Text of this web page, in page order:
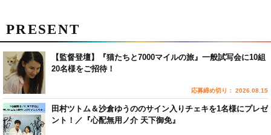
PRESENT
【監督登壇】『猫たちと7000マイルの旅』一般試写会に10組
20名様をご招待！
応募締め切り： 2026.08.15
田村ツトム＆沙倉ゆうののサイン入りチェキを1名様にプレゼ
ント！／『心配無用ノ介 天下御免』